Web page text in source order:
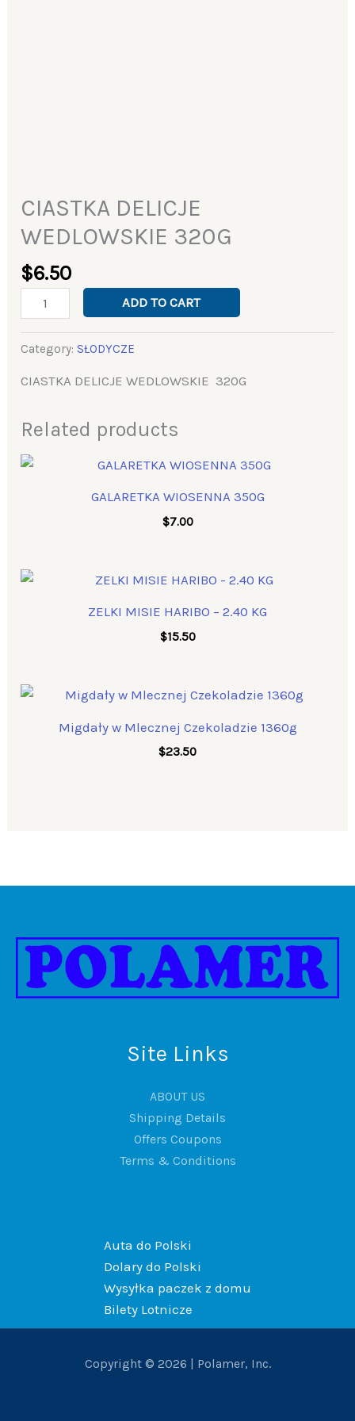
CIASTKA DELICJE
WEDLOWSKIE 320G
$6.50
ADD TO CART
Category:SŁODYCZE
CIASTKA DELICJE WEDLOWSKIE 320G
Related products
GALARETKA WIOSENNA 350G
$7.00
ZELKI MISIE HARIBO – 2.40 KG
$15.50
Migdały w Mlecznej Czekoladzie 1360g
$23.50
Site Links
ABOUT US
Shipping Details
Offers Coupons
Terms & Conditions
Auta do Polski
Dolary do Polski
Wysyłka paczek z domu
Bilety Lotnicze
Copyright © 2026 | Polamer, Inc.